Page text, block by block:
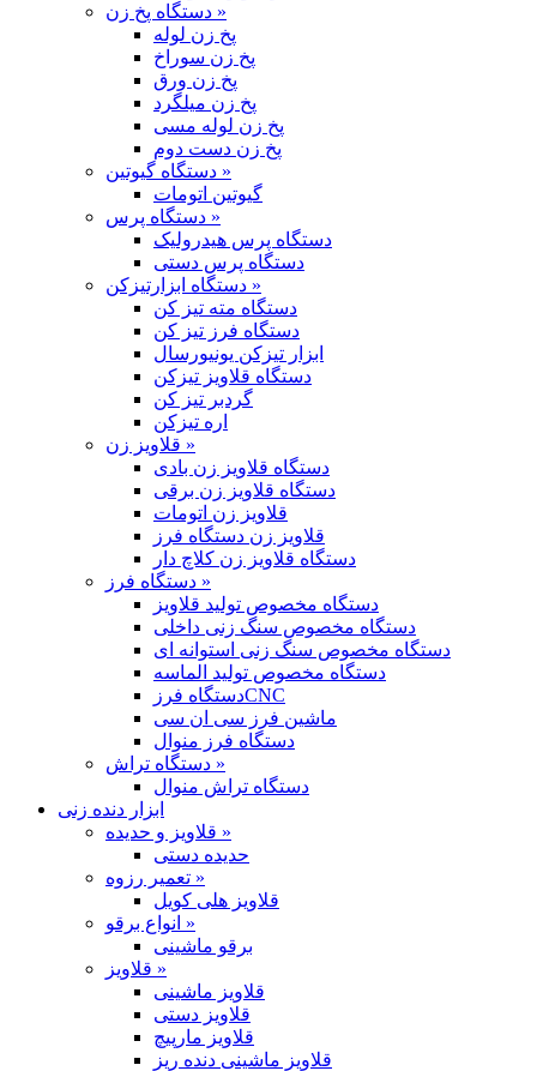
دستگاه پخ زن »
پخ زن لوله
پخ زن سوراخ
پخ زن ورق
پخ زن میلگرد
پخ زن لوله مسی
پخ زن دست دوم
دستگاه گیوتین »
گیوتین اتومات
دستگاه پرس »
دستگاه پرس هیدرولیک
دستگاه پرس دستی
دستگاه ابزارتیزکن »
دستگاه مته تیز کن
دستگاه فرز تیز کن
ابزار تیزکن یونیورسال
دستگاه قلاویز تیزکن
گردبر تیز کن
اره تیزکن
قلاویز زن »
دستگاه قلاویز زن بادی
دستگاه قلاویز زن برقی
قلاویز زن اتومات
قلاویز زن دستگاه فرز
دستگاه قلاویز زن کلاچ دار
دستگاه فرز »
دستگاه مخصوص تولید قلاویز
دستگاه مخصوص سنگ زنی داخلی
دستگاه مخصوص سنگ زنی استوانه ای
دستگاه مخصوص تولید الماسه
دستگاه فرزCNC
ماشین فرز سی ان سی
دستگاه فرز منوال
دستگاه تراش »
دستگاه تراش منوال
ابزار دنده زنی
قلاویز و حدیده »
حدیده دستی
تعمیر رزوه »
قلاویز هلی کویل
انواع برقو »
برقو ماشینی
قلاویز »
قلاویز ماشینی
قلاویز دستی
قلاویز مارپیچ
قلاویز ماشینی دنده ریز